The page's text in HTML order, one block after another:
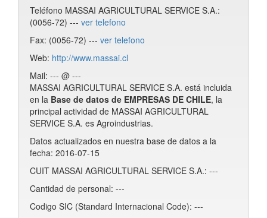
Teléfono MASSAI AGRICULTURAL SERVICE S.A.:
(0056-72) --- ver telefono
Fax: (0056-72) --- ver telefono
Web: http://www.massai.cl
Mail: --- @ ---
MASSAI AGRICULTURAL SERVICE S.A. está incluida
en la Base de datos de EMPRESAS DE CHILE, la
principal actividad de MASSAI AGRICULTURAL
SERVICE S.A. es Agroindustrias.
Datos actualizados en nuestra base de datos a la
fecha: 2016-07-15
CUIT MASSAI AGRICULTURAL SERVICE S.A.: ---
Cantidad de personal: ---
Codigo SIC (Standard Internacional Code): ---